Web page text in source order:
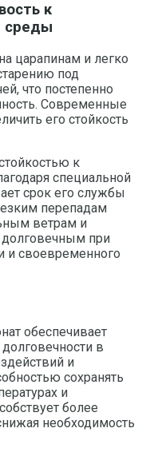
к
среды
царапинам и легко
под
что постепенно
Современные
его стойкость
к
специальной
срок его службы
перепадам
ветрам и
долговечным при
и своевременного
обеспечивает
в
и
сохранять
и
более
необходимость